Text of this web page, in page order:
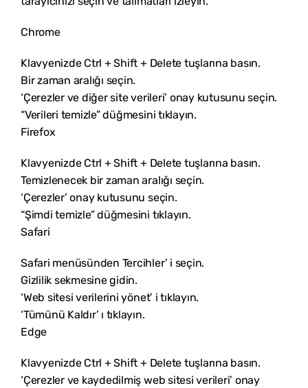
Chrome
Klavyenizde Ctrl + Shift + Delete tuşlarına basın.
Bir zaman aralığı seçin.
‘Çerezler ve diğer site verileri’ onay kutusunu seçin.
“Verileri temizle” düğmesini tıklayın.
Firefox
Klavyenizde Ctrl + Shift + Delete tuşlarına basın.
Temizlenecek bir zaman aralığı seçin.
‘Çerezler’ onay kutusunu seçin.
“Şimdi temizle” düğmesini tıklayın.
Safari
Safari menüsünden Tercihler’ i seçin.
Gizlilik sekmesine gidin.
‘Web sitesi verilerini yönet’ i tıklayın.
‘Tümünü Kaldır’ ı tıklayın.
Edge
Klavyenizde Ctrl + Shift + Delete tuşlarına basın.
‘Çerezler ve kaydedilmiş web sitesi verileri’ onay